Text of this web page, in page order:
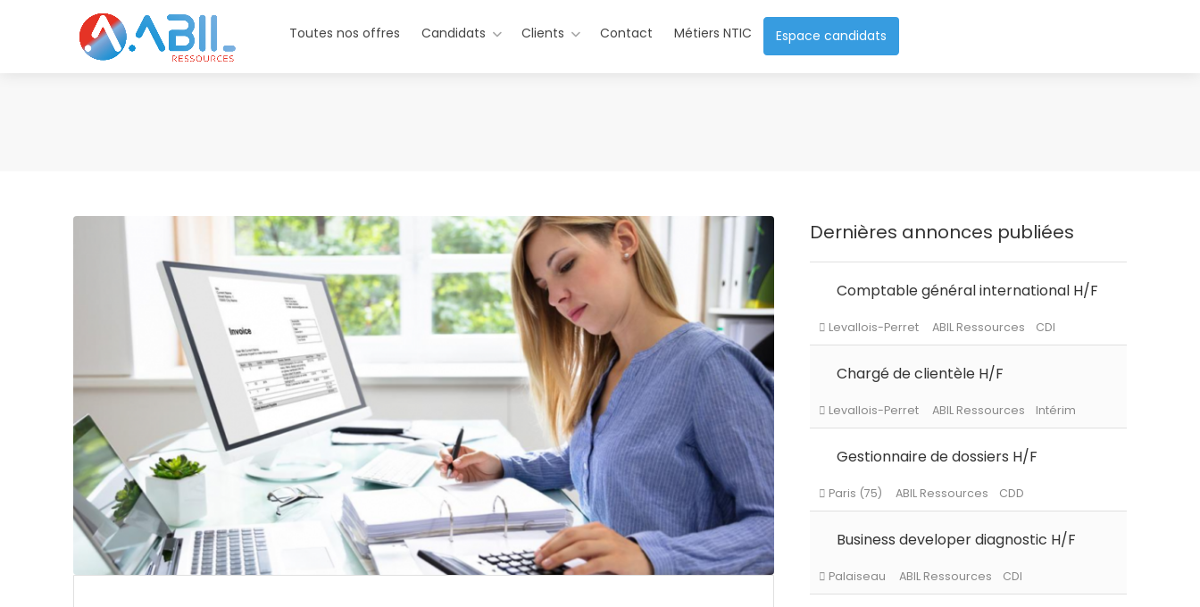
Toutes nos offres Candidats Clients Contact Métiers NTIC Espace candidats
Dernières annonces publiées
Comptable général international H/F
Levallois-Perret
Chargé de clientèle H/F
Levallois-Perret ABIL Ressources
Gestionnaire de dossiers H/F
Paris (75) ABIL Ressources
Business developer diagnostic H/F